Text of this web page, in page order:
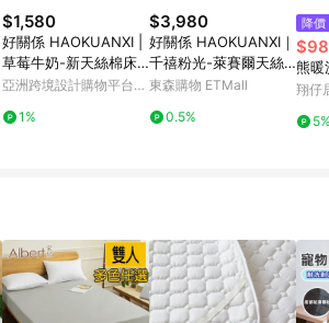
合性平台，商品資料更新會有時間差，
、價位、贈品與東森購物ETMall銷售網
為準。 9. 若有贈點爭議，請務必於訂單
購物客服洽詢；若超過180天(含)以上進
。 10. 部分點數紅包僅限指定商品使
品。各點數紅包之適用商品與使用條件
$1,580
好關係 HAOKUANXI |
草莓牛奶-新天絲棉床
邊口袋床包枕套組
亞洲跨境設計購物平台
1%
$3,980
好關係 HAOKUANXI｜
千禧粉光-萊賽爾天絲
床包被套枕套組-標準
東森購物 ETMall
0.5%
降價
熊暖
翔仔